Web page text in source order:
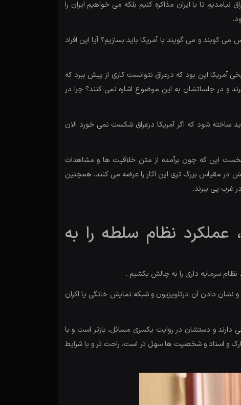
تا با ایران مذاکره کنیم بلکه می خواهیم ایران را
و می گویند با آمریکا باید بسازیم؟ آیا این افراد
این بود که درعراق نتوانست کاری از پیش ببرد که
و در جلساتشان به این موضوع اشاره نمی کنند؟ چرا در
ساخته شود که اگر آمریکا درعراق شکست نمی خورد الان
نخست این که چون برآمده از متن خلاقیت ها و مشاهدات
در مقیاس بزرگ تری این آثار را عرضه می کنند، همچنین
غرب پی ببرند.
عملکرد نظام سلطه را به
نظام سرمایه داری را به چالش بکشیم .
نشان دادن آن درتلویزیون و شبکه نمایش خانگی یا اکران
و دستشان در روایت یکسری مسائل، بازتر است و با
و اسناد و شخصیت ها سهل تر است، راحت تر و با شرایط